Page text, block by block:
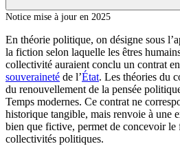
Notice mise à jour en 2025
En théorie politique, on désigne sous
la fiction selon laquelle les êtres
collectivité auraient conclu un contrat
souveraineté de l’État. Les théories du
du renouvellement de la pensée
Temps modernes. Ce contrat ne
historique tangible, mais renvoie à une
bien que fictive, permet de concevoir le
collectivités politiques.